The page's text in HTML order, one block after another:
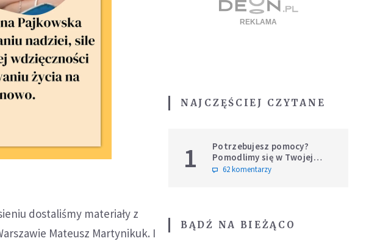
dostaliśmy materiały z
Mateusz Martynikuk. I
NAJCZĘŚCIEJ CZYTANE
1
Potrzebujesz pomocy?
Pomodlimy się w Twojej
intencji
62 komentarzy
BĄDŹ NA BIEŻĄCO